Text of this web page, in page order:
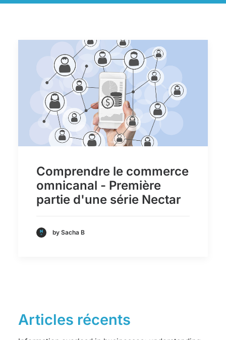
Comprendre le commerce
omnicanal - Première
partie d'une série Nectar
by Sacha B
Articles récents